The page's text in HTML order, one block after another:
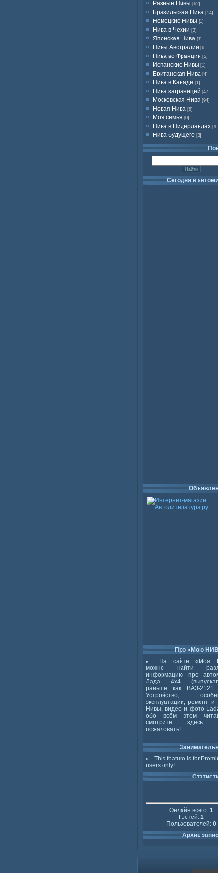
Разные Нивы [62]
Бразильская Нива [14]
Немецкие Нивы [1]
Нива в Чехии [3]
Японская Нива [7]
Нивы Австралии [6]
Нива во Франции [5]
Испанские Нивы [1]
Британская Нива [4]
Нива в Канаде [1]
Нива заграницей [47]
Московская Нива [94]
Новая Нива [8]
Моя семья [0]
Нива в Нидерландах [9]
Нива будущего [3]
Сегодня в
Про «Мою
На сайте «Моя
можно найти
информацию про
Лада 4x4
раньше как ВАЗ-2121
Устройство,
эксплуатации, ремонт и
Нивы, видео и фото
обо всём этом
смотрите здесь.
пожаловать!
This feature is for
users only!
Онлайн всего: 1
Гостей: 1
Пользователей: 0
Архив